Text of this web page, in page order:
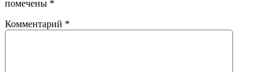
помечены *
Комментарий *